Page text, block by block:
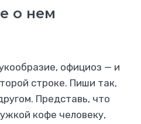
о нем
официоз — и
строке. Пиши так,
Представь, что
кофе человеку,